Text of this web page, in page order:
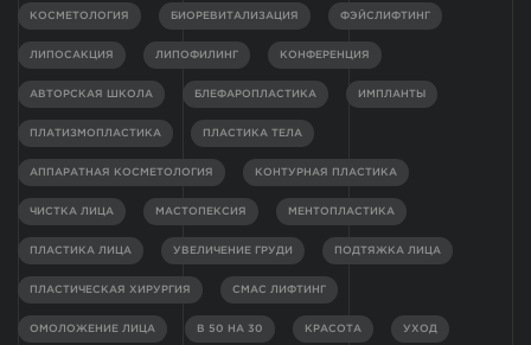
КОСМЕТОЛОГИЯ БИОРЕВИТАЛИЗАЦИЯ ФЭЙСЛИФТИНГ
ЛИПОСАКЦИЯ ЛИПОФИЛИНГ КОНФЕРЕНЦИЯ
АВТОРСКАЯ ШКОЛА БЛЕФАРОПЛАСТИКА ИМПЛАНТЫ
ПЛАТИЗМОПЛАСТИКА ПЛАСТИКА ТЕЛА
АППАРАТНАЯ КОСМЕТОЛОГИЯ КОНТУРНАЯ ПЛАСТИКА
ЧИСТКА ЛИЦА МАСТОПЕКСИЯ МЕНТОПЛАСТИКА
ПЛАСТИКА ЛИЦА УВЕЛИЧЕНИЕ ГРУДИ ПОДТЯЖКА ЛИЦА
ПЛАСТИЧЕСКАЯ ХИРУРГИЯ СМАС ЛИФТИНГ
ОМОЛОЖЕНИЕ ЛИЦА В 50 НА 30 КРАСОТА УХОД